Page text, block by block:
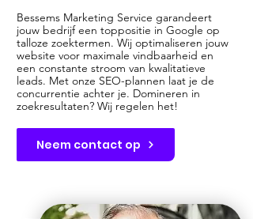
Bessems Marketing Service garandeert
jouw bedrijf een toppositie in Google op
talloze zoektermen. Wij optimaliseren jouw
website voor maximale vindbaarheid en
een constante stroom van kwalitatieve
leads. Met onze SEO-plannen laat je de
concurrentie achter je. Domineren in
zoekresultaten? Wij regelen het!
Neem contact op